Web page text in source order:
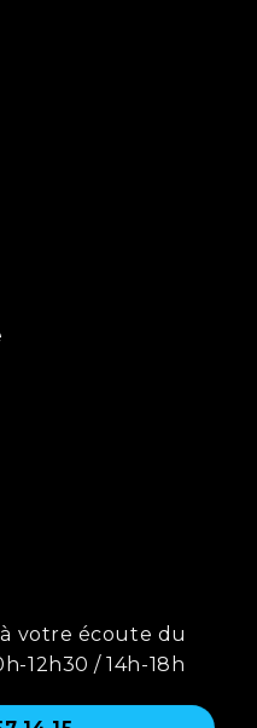
votre écoute du
12h30 / 14h-18h